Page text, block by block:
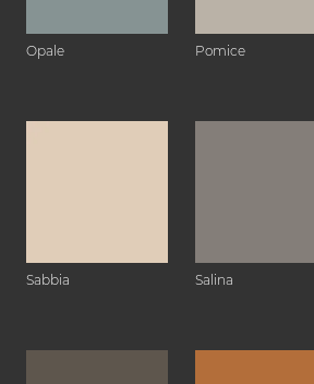
Opale Pomice
Sabbia Salina